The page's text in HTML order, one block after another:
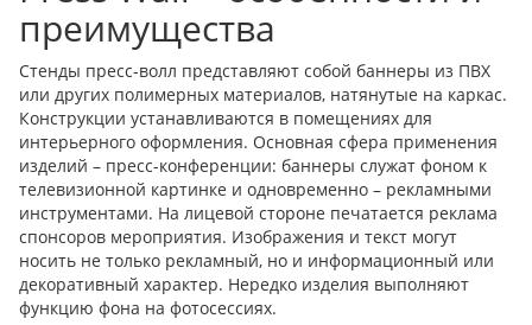
преимущества
Стенды пресс-волл представляют собой баннеры из ПВХ
или других полимерных материалов, натянутые на каркас.
Конструкции устанавливаются в помещениях для
интерьерного оформления. Основная сфера применения
изделий – пресс-конференции: баннеры служат фоном к
телевизионной картинке и одновременно – рекламными
инструментами. На лицевой стороне печатается реклама
спонсоров мероприятия. Изображения и текст могут
носить не только рекламный, но и информационный или
декоративный характер. Нередко изделия выполняют
функцию фона на фотосессиях.